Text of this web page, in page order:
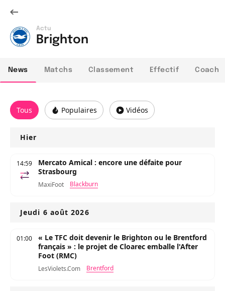
Actu
Brighton
News Matchs Classement Effectif Coach
Tous Populaires Vidéos
Hier
14:59
Mercato Amical : encore une défaite pour
Strasbourg
MaxiFoot Blackburn
Jeudi 6 août 2026
01:00
« Le TFC doit devenir le Brighton ou le Brentford
français » : le projet de Cloarec emballe l'After
Foot (RMC)
LesViolets.Com Brentford